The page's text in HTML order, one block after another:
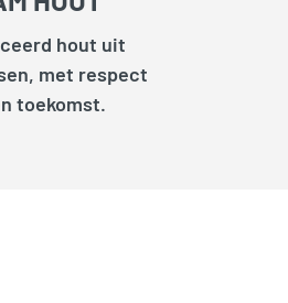
hout uit
met respect
toekomst.